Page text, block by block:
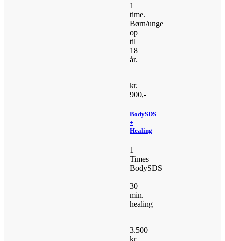
1
time.
Børn/unge
op
til
18
år.
kr.
900,-
BodySDS
+
Healing
1
Times
BodySDS
+
30
min.
healing
3.500
kr.